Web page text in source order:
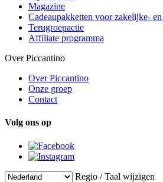
Magazine
Cadeaupakketten voor zakelijke-
Terugroepactie
Affiliate programma
Over Piccantino
Over Piccantino
Onze groep
Contact
Volg ons op
Regio / Taal wijzigen